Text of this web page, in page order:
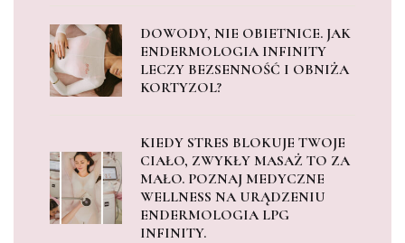
DOWODY, NIE OBIETNICE. JAK
ENDERMOLOGIA INFINITY
LECZY BEZSENNOŚĆ I OBNIŻA
KORTYZOL?
KIEDY STRES BLOKUJE TWOJE
CIAŁO, ZWYKŁY MASAŻ TO ZA
MAŁO. POZNAJ MEDYCZNE
WELLNESS NA URĄDZENIU
ENDERMOLOGIA LPG
INFINITY.